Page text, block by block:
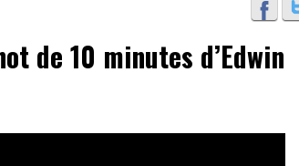
de 10 minutes d’Edwin